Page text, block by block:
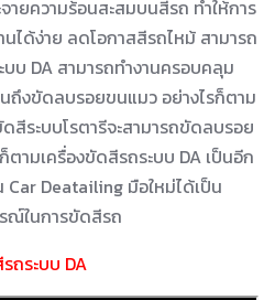
ยความร้อนสะสมบนสีรถ ทำให้การ
ได้ง่าย ลดโอกาสสีรถไหม้ สามารถ
บ DA สามารถทำงานครอบคลุม
ถึงขัดลบรอยขนแมว อย่างไรก็ตาม
ระบบโรตารีจะสามารถขัดลบรอย
ตามเครื่องขัดสีรถระบบ DA เป็นอีก
Deatailing มือใหม่ได้เป็น
ณ์ในการขัดสีรถ
ถระบบ DA